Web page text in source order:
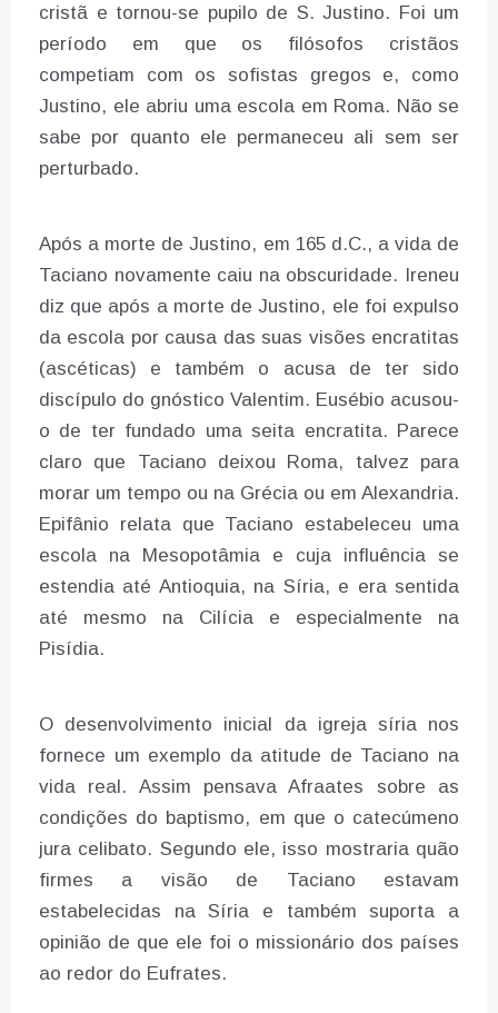
cristã e tornou-se pupilo de S. Justino. Foi um
período em que os filósofos cristãos
competiam com os sofistas gregos e, como
Justino, ele abriu uma escola em Roma. Não se
sabe por quanto ele permaneceu ali sem ser
perturbado.
Após a morte de Justino, em 165 d.C., a vida de
Taciano novamente caiu na obscuridade. Ireneu
diz que após a morte de Justino, ele foi expulso
da escola por causa das suas visões encratitas
(ascéticas) e também o acusa de ter sido
discípulo do gnóstico Valentim. Eusébio acusou-
o de ter fundado uma seita encratita. Parece
claro que Taciano deixou Roma, talvez para
morar um tempo ou na Grécia ou em Alexandria.
Epifânio relata que Taciano estabeleceu uma
escola na Mesopotâmia e cuja influência se
estendia até Antioquia, na Síria, e era sentida
até mesmo na Cilícia e especialmente na
Pisídia.
O desenvolvimento inicial da igreja síria nos
fornece um exemplo da atitude de Taciano na
vida real. Assim pensava Afraates sobre as
condições do baptismo, em que o catecúmeno
jura celibato. Segundo ele, isso mostraria quão
firmes a visão de Taciano estavam
estabelecidas na Síria e também suporta a
opinião de que ele foi o missionário dos países
ao redor do Eufrates.